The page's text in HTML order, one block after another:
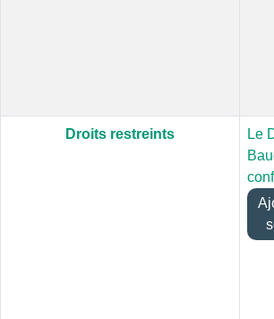
Droits restreints
Le